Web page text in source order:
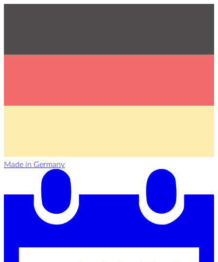
Made in Germany